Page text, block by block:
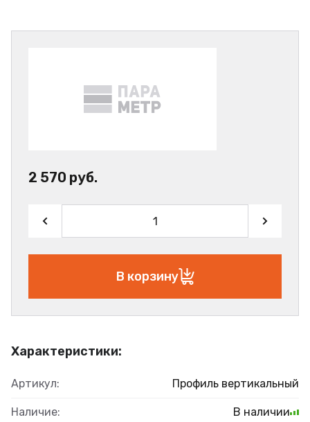
Характеристики:
Артикул: Профиль вертикальный
Наличие: В наличии
2 570 руб.
В корзину